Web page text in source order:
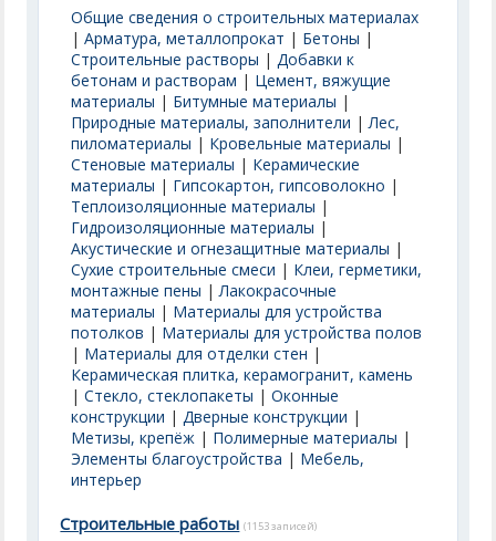
Общие сведения о строительных материалах
|Арматура, металлопрокат | Бетоны |
Строительные растворы |Добавки к
бетонам и растворам | Цемент, вяжущие
материалы | Битумные материалы |
Природные материалы, заполнители |Лес,
пиломатериалы | Кровельные материалы |
Стеновые материалы | Керамические
материалы | Гипсокартон, гипсоволокно |
Теплоизоляционные материалы |
Гидроизоляционные материалы |
Акустические и огнезащитные материалы |
Сухие строительные смеси | Клеи, герметики,
монтажные пены |Лакокрасочные
материалы | Материалы для устройства
потолков | Материалы для устройства полов
| Материалы для отделки стен |
Керамическая плитка, керамогранит, камень
|Стекло, стеклопакеты |Оконные
конструкции |Дверные конструкции |
Метизы, крепёж | Полимерные материалы |
Элементы благоустройства | Мебель,
интерьер
Строительные работы (1153 записей)